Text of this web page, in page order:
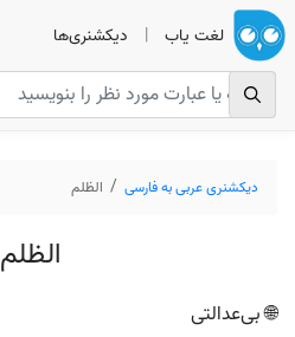
لغت یاب | دیکشنری‌ها
دیکشنری عربی به فارسی الظلم
الظلم
🌐 بی‌عدالتی